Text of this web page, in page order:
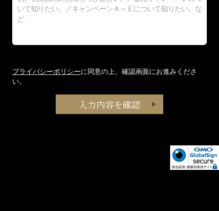
プライバシーポリシーに同意の上、確認画面にお進みくださ
い。